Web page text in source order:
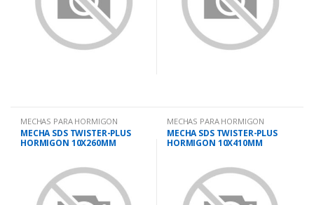
MECHAS PARA HORMIGON
MECHA SDS TWISTER-PLUS
HORMIGON 10X260MM
MECHAS PARA HORMIGON
MECHA SDS TWISTER-PLUS
HORMIGON 10X410MM